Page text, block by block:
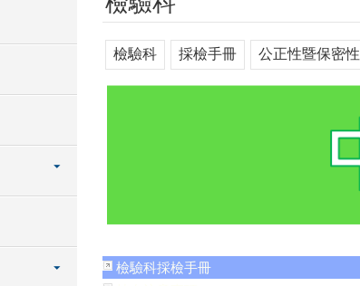
檢驗科 採檢手冊 公正性暨保密性
檢驗科採檢手冊